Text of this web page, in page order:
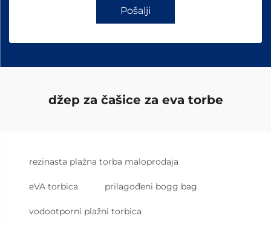
Pošalji
džep za čašice za eva torbe
rezinasta plažna torba maloprodaja
eVA torbica prilagođeni bogg bag
vodootporni plažni torbica